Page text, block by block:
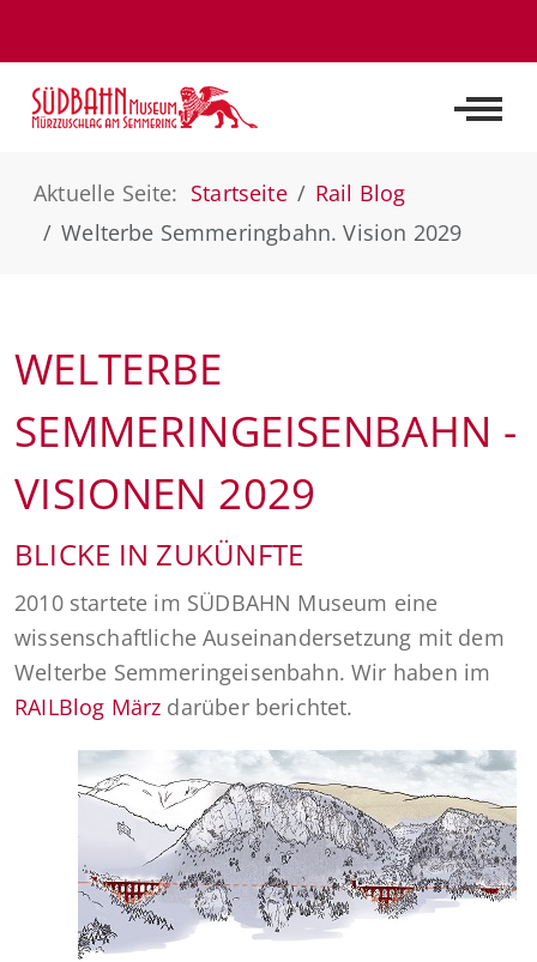
Off-
Aktuelle Seite: Startseite
Rail Blog
Welterbe Semmeringbahn. Vision 2029
WELTERBE
SEMMERINGEISENBAHN -
VISIONEN 2029
BLICKE IN ZUKÜNFTE
2010 startete im SÜDBAHN Museum eine
wissenschaftliche Auseinandersetzung mit dem
Welterbe Semmeringeisenbahn. Wir haben im
RAILBlog März darüber berichtet.